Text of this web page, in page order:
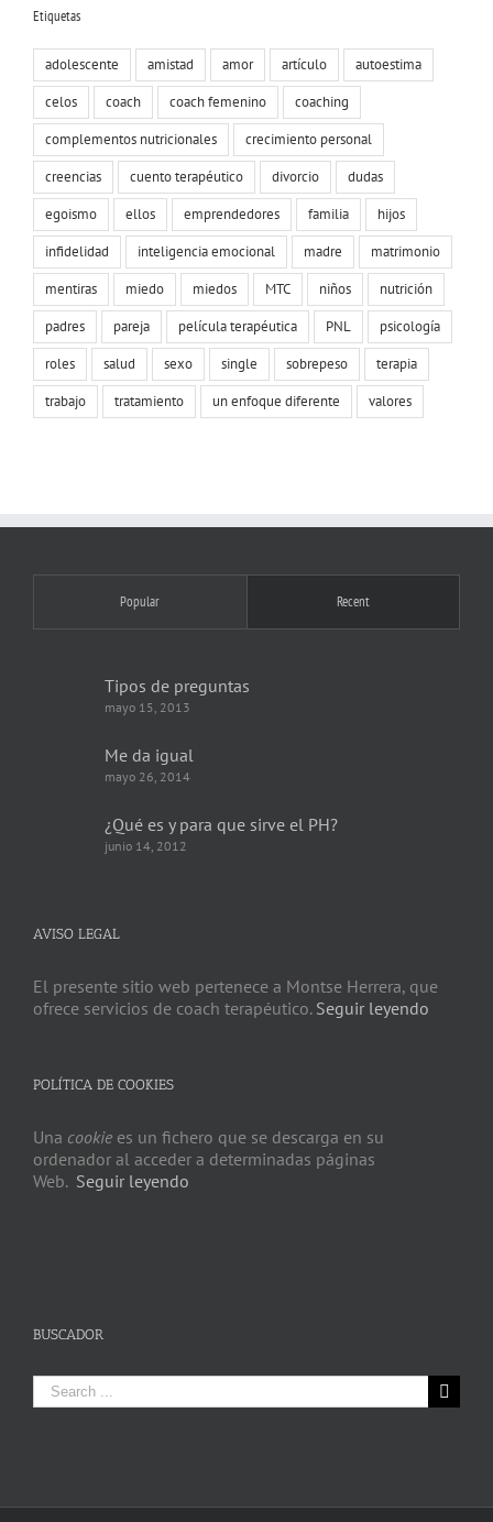
Etiquetas
adolescente amistad amor artículo
autoestima
celos
coach coach femenino
coaching
complementos nutricionales
crecimiento personal
creencias
cuento terapéutico divorcio
dudas
egoismo
ellos emprendedores familia
hijos
infidelidad
inteligencia emocional madre
matrimonio
mentiras
miedo miedos MTC niños
nutrición
padres
pareja película terapéutica PNL
psicología
roles
salud sexo single sobrepeso
terapia
trabajo
tratamiento un enfoque diferente valores
Popular Recent
Tipos de preguntas
mayo 15, 2013
Me da igual
mayo 26, 2014
¿Qué es y para que sirve el PH?
junio 14, 2012
AVISO LEGAL
El presente sitio web pertenece a Montse Herrera, que
ofrece servicios de coach terapéutico. Seguir leyendo
POLÍTICA DE COOKIES
Una cookie es un fichero que se descarga en su
ordenador al acceder a determinadas páginas
Web. Seguir leyendo
BUSCADOR
Search
for: